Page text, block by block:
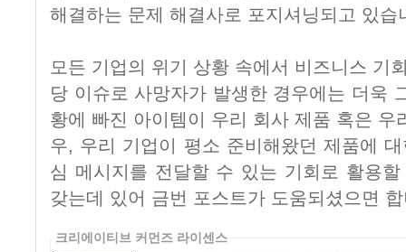
해결하는 문제 해결사로 포지셔닝되고 있습
모든 기업의 위기 상황 속에서 비즈니스 기
당 이슈로 사망자가 발생한 경우에는 더욱
황에 빠진 아이템이 우리 회사 제품 혹은 우
우, 우리 기업이 평소 준비해왔던 제품에
심 메시지를 전달할 수 있는 기회로 활용
갖는데 있어 금번 포스트가 도움되셨으면
크리에이티브 커먼즈 라이센스